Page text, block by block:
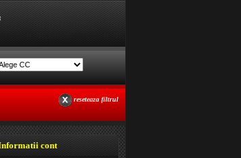
reseteaza filtrul
cont